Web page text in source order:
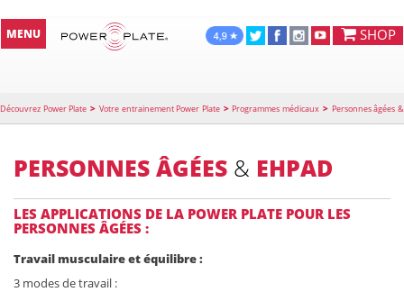
SHOP
MENU
Découvrez Power Plate > Votre entrainement Power Plate >Programmes médicaux > Personnes âgées &
PERSONNES ÂGÉES & EHPAD
LES APPLICATIONS DE LA POWER PLATE POUR LES
PERSONNES ÂGÉES :
Travail musculaire et équilibre :
3 modes de travail :